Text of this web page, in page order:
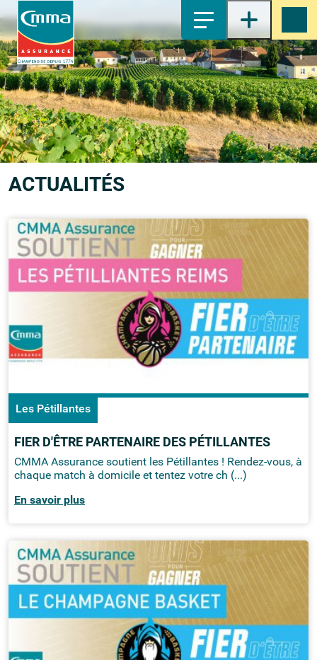
1- Contenu principal
2-Menu principal
3-Pied de page
4-Recherche
ACTUALITÉS
Les Pétillantes
FIER D'ÊTRE PARTENAIRE DES PÉTILLANTES
CMMA Assurance soutient les Pétillantes ! Rendez-vous, à
chaque match à domicile et tentez votre ch (...)
En savoir plus